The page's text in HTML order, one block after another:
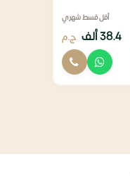
أقل قسط شهري
38.4 ألف ج.م